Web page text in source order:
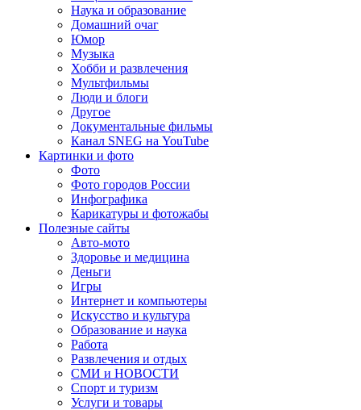
Наука и образование
Домашний очаг
Юмор
Музыка
Хобби и развлечения
Мультфильмы
Люди и блоги
Другое
Документальные фильмы
Канал SNEG на YouTube
Картинки и фото
Фото
Фото городов России
Инфографика
Карикатуры и фотожабы
Полезные сайты
Авто-мото
Здоровье и медицина
Деньги
Игры
Интернет и компьютеры
Искусство и культура
Образование и наука
Работа
Развлечения и отдых
СМИ и НОВОСТИ
Спорт и туризм
Услуги и товары